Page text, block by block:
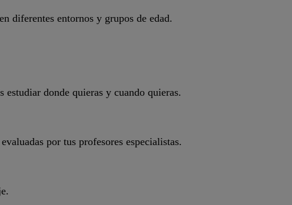
diferentes entornos y grupos de edad.
estudiar donde quieras y cuando quieras.
por tus profesores especialistas.